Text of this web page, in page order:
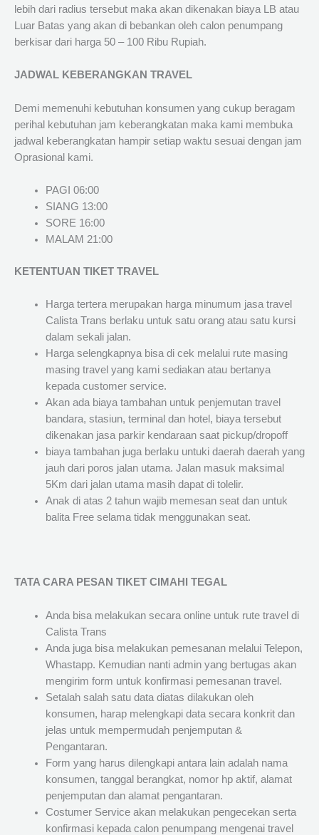
lebih dari radius tersebut maka akan dikenakan biaya LB atau
Luar Batas yang akan di bebankan oleh calon penumpang
berkisar dari harga 50 – 100 Ribu Rupiah.
JADWAL KEBERANGKAN TRAVEL
Demi memenuhi kebutuhan konsumen yang cukup beragam
perihal kebutuhan jam keberangkatan maka kami membuka
jadwal keberangkatan hampir setiap waktu sesuai dengan jam
Oprasional kami.
PAGI 06:00
SIANG 13:00
SORE 16:00
MALAM 21:00
KETENTUAN TIKET TRAVEL
Harga tertera merupakan harga minumum jasa travel
Calista Trans berlaku untuk satu orang atau satu kursi
dalam sekali jalan.
Harga selengkapnya bisa di cek melalui rute masing
masing travel yang kami sediakan atau bertanya
kepada customer service.
Akan ada biaya tambahan untuk penjemutan travel
bandara, stasiun, terminal dan hotel, biaya tersebut
dikenakan jasa parkir kendaraan saat pickup/dropoff
biaya tambahan juga berlaku untuki daerah daerah yang
jauh dari poros jalan utama. Jalan masuk maksimal
5Km dari jalan utama masih dapat di tolelir.
Anak di atas 2 tahun wajib memesan seat dan untuk
balita Free selama tidak menggunakan seat.
TATA CARA PESAN TIKET CIMAHI TEGAL
Anda bisa melakukan secara online untuk rute travel di
Calista Trans
Anda juga bisa melakukan pemesanan melalui Telepon,
Whastapp. Kemudian nanti admin yang bertugas akan
mengirim form untuk konfirmasi pemesanan travel.
Setalah salah satu data diatas dilakukan oleh
konsumen, harap melengkapi data secara konkrit dan
jelas untuk mempermudah penjemputan &
Pengantaran.
Form yang harus dilengkapi antara lain adalah nama
konsumen, tanggal berangkat, nomor hp aktif, alamat
penjemputan dan alamat pengantaran.
Costumer Service akan melakukan pengecekan serta
konfirmasi kepada calon penumpang mengenai travel